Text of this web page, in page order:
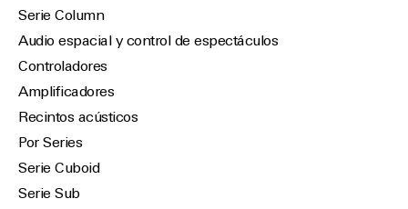
Serie Column
Audio espacial y control de espectáculos
Controladores
Amplificadores
Recintos acústicos
Por Series
Serie Cuboid
Serie Sub